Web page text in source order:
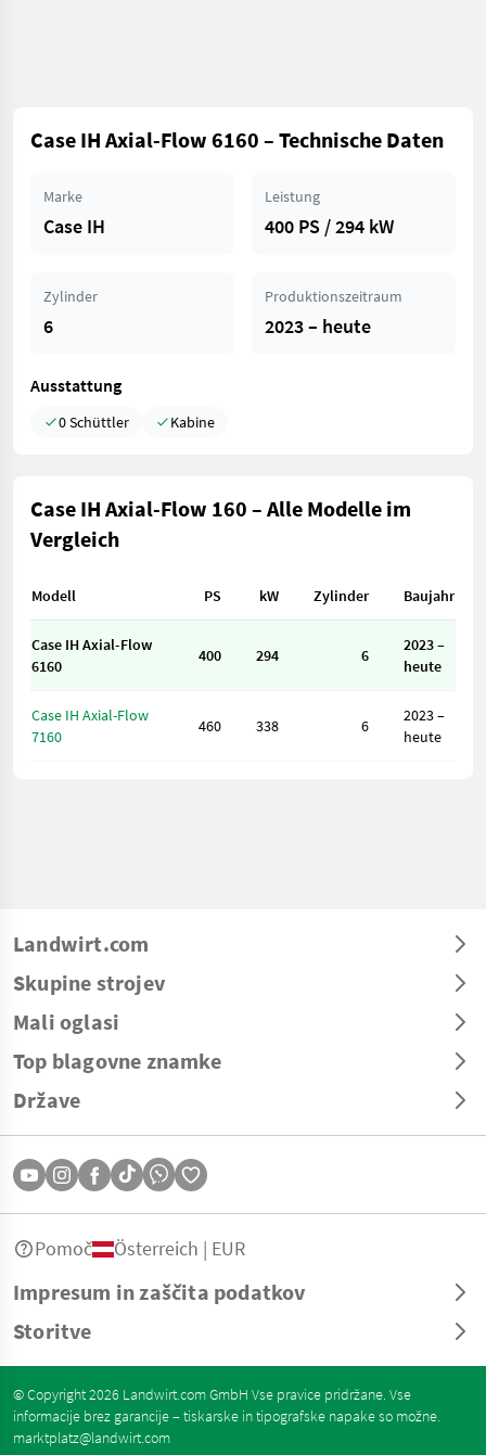
Case IH Axial-Flow 6160 – Technische Daten
Marke
Case IH
Leistung
400 PS / 294 kW
Zylinder
6
Produktionszeitraum
2023 – heute
Ausstattung
0 Schüttler Kabine
Case IH Axial-Flow 160 – Alle Modelle im
Vergleich
Modell PS kW Zylinder Baujahr
Case IH Axial-Flow
6160
400 294 6
2023 –
heute
Case IH Axial-Flow
7160
460 338 6
2023 –
heute
Landwirt.com
Skupine strojev
Mali oglasi
Top blagovne znamke
Države
Impresum in zaščita podatkov
Storitve
Pomoč Österreich | EUR
© Copyright 2026 Landwirt.com GmbH Vse pravice pridržane. Vse
informacije brez garancije – tiskarske in tipografske napake so možne.
marktplatz@landwirt.com